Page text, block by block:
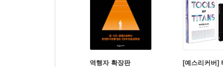
역행자 확장판
[예스리커버]